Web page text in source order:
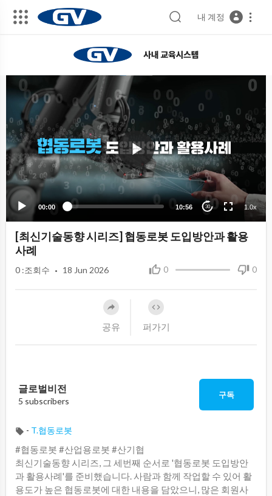
내 계정
00:00 10:56 30 1.0x
[최신기술동향 시리즈] 협동로봇 도입방안과 활용
사례
0 0
0 :조회수 · 18 Jun 2026
공유 퍼가기
글로벌비전
5 subscribers
구독
- T.협동로봇
#협동로봇 #산업용로봇 #산기협
최신기술동향 시리즈, 그 세번째 순서로 '협동로봇 도입방안
과 활용사례'를 준비했습니다. 사람과 함께 작업할 수 있어 활
용도가 높은 협동로봇에 대한 내용을 담았으니, 많은 회원사